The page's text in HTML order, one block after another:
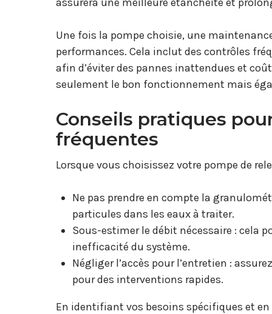
Une fois la pompe choisie, une
performances. Cela inclut des contrôles
afin d’éviter des pannes inattendues et
seulement le bon fonctionnement mais
Conseils pratiques
fréquentes
Lorsque vous choisissez votre pompe de
Ne pas prendre en compte la
particules dans les eaux à traiter.
Sous-estimer le débit nécessaire : cela
inefficacité du système.
Négliger l’accès pour l’entretien :
pour des interventions rapides.
En identifiant vos besoins spécifiques et